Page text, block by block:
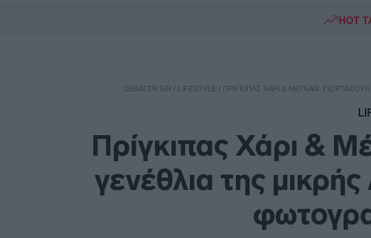
HOT
DEBATER.GR / LIFESTYLE/ ΠΡΊΓΚΙΠΑΣ ΧΆΡΙ & ΜΈΓΚΑΝ:
Πρίγκιπας Χάρι &
γενέθλια της